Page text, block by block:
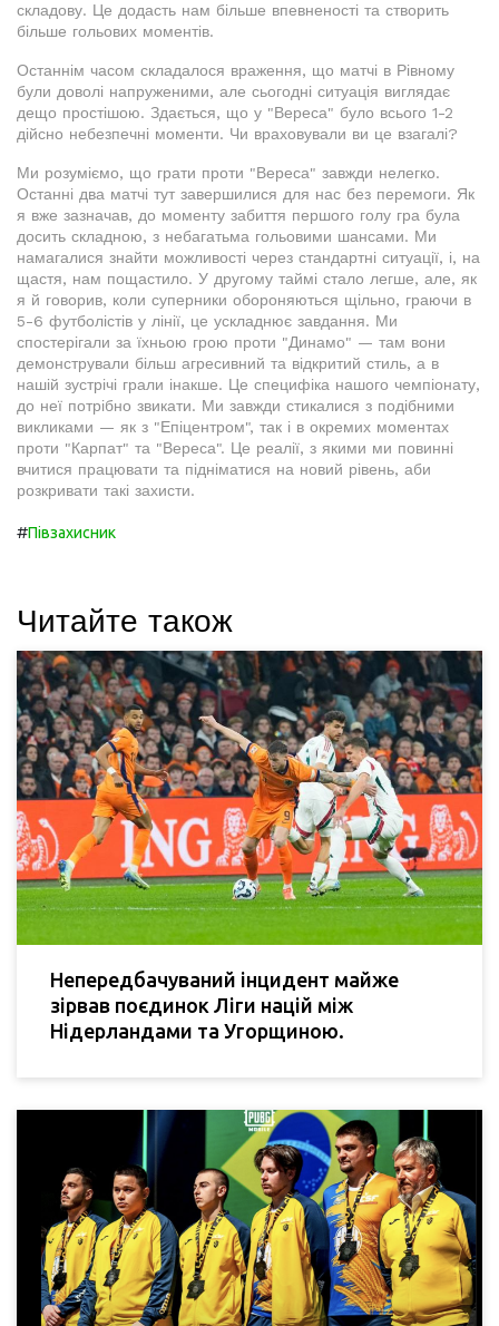
складову. Це додасть нам більше впевненості та створить
більше гольових моментів.
Останнім часом складалося враження, що матчі в Рівному
були доволі напруженими, але сьогодні ситуація виглядає
дещо простішою. Здається, що у "Вереса" було всього 1-2
дійсно небезпечні моменти. Чи враховували ви це взагалі?
Ми розуміємо, що грати проти "Вереса" завжди нелегко.
Останні два матчі тут завершилися для нас без перемоги. Як
я вже зазначав, до моменту забиття першого голу гра була
досить складною, з небагатьма гольовими шансами. Ми
намагалися знайти можливості через стандартні ситуації, і, на
щастя, нам пощастило. У другому таймі стало легше, але, як
я й говорив, коли суперники обороняються щільно, граючи в
5-6 футболістів у лінії, це ускладнює завдання. Ми
спостерігали за їхньою грою проти "Динамо" — там вони
демонстрували більш агресивний та відкритий стиль, а в
нашій зустрічі грали інакше. Це специфіка нашого чемпіонату,
до неї потрібно звикати. Ми завжди стикалися з подібними
викликами — як з "Епіцентром", так і в окремих моментах
проти "Карпат" та "Вереса". Це реалії, з якими ми повинні
вчитися працювати та підніматися на новий рівень, аби
розкривати такі захисти.
#Півзахисник
Читайте також
Непередбачуваний інцидент майже
зірвав поєдинок Ліги націй між
Нідерландами та Угорщиною.